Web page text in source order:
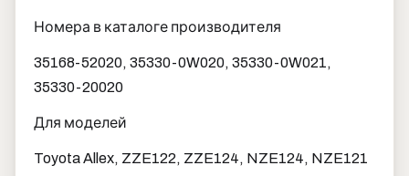
Номера в каталоге производителя
35168-52020, 35330-0W020, 35330-0W021,
35330-20020
Для моделей
Toyota Allex, ZZE122, ZZE124, NZE124, NZE121